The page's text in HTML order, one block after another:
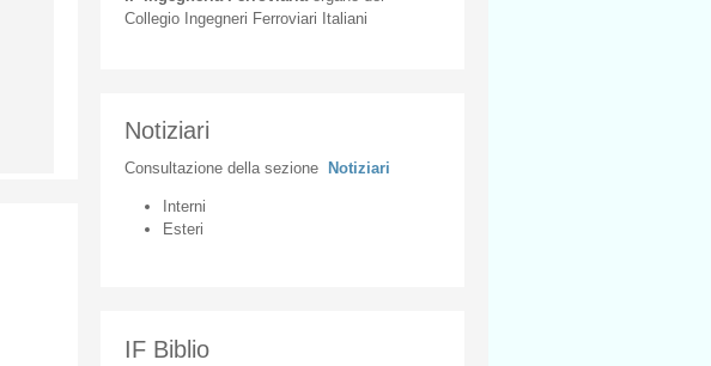
Collegio
Ingegneri Ferroviari Italiani
Notiziari
Consultazione della sezione Notiziari
Interni
Esteri
IF Biblio